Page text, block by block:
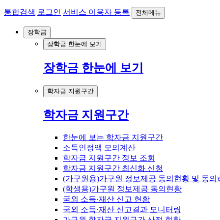
통합검색 로그인 서비스 이용자 등록 전체메뉴
장학금
장학금 한눈에 보기
장학금 한눈에 보기
학자금 지원구간
학자금 지원구간
한눈에 보는 학자금 지원구간
소득인정액 모의계산
학자금 지원구간 정보 조회
학자금 지원구간 최신화 신청
(가구원용)가구원 정보제공 동의현황 및 동의
(학생용)가구원 정보제공 동의현황
국외 소득·재산 신고 현황
국외 소득·재산 신고결과 모니터링